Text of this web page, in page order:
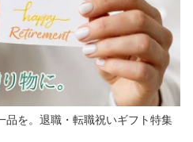
品を。退職・転職祝いギフト特集